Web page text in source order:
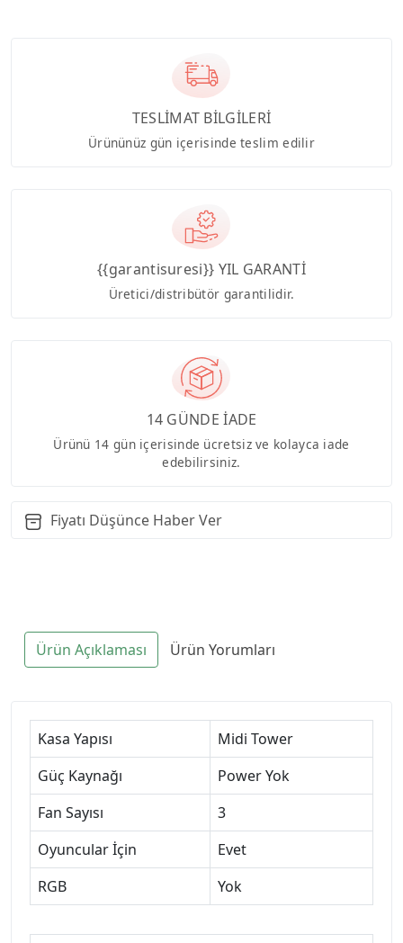
TESLİMAT BİLGİLERİ
Ürününüz gün içerisinde teslim edilir
{{garantisuresi}} YIL GARANTİ
Üretici/distribütör garantilidir.
14 GÜNDE İADE
Ürünü 14 gün içerisinde ücretsiz ve kolayca iade
edebilirsiniz.
Fiyatı Düşünce Haber Ver
Ürün Açıklaması Ürün Yorumları
Kasa Yapısı
Midi Tower
Güç Kaynağı
Power Yok
Fan Sayısı
3
Oyuncular İçin
Evet
RGB
Yok